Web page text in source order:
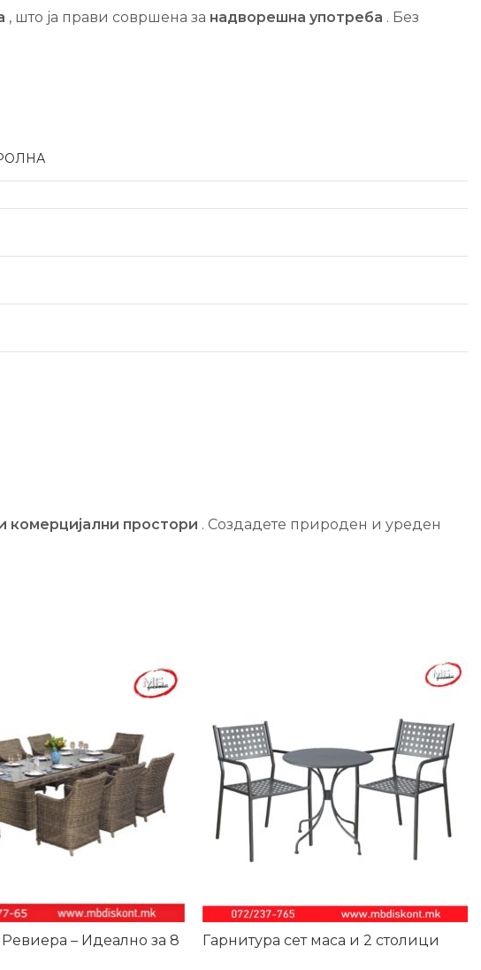
, што ја прави совршена за надворешна употреба . Без
комерцијални простори . Создадете природен и уреден
– Идеално за 8
Гарнитура сет маса и 2 столици